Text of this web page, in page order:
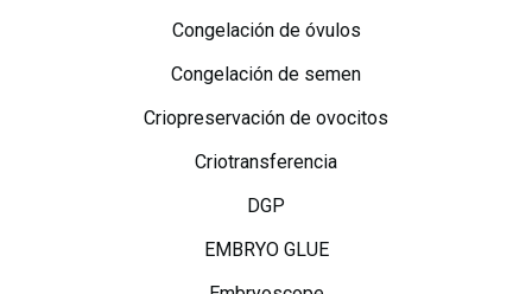
Congelación de óvulos
Congelación de semen
Criopreservación de ovocitos
Criotransferencia
DGP
EMBRYO GLUE